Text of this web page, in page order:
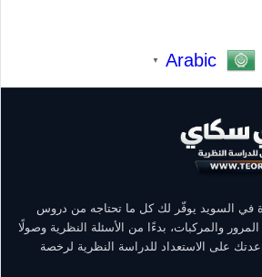
Arabic
▼
في السويد يوفّر لك كل ما تحتاجه من دروس
والمركبات، بدءًا من الأسئلة النظرية وصولًا
على الاستعداد للدراسة النظرية لرخصة